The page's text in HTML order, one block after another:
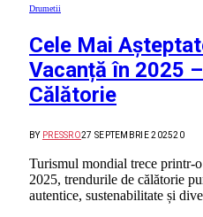
Drumetii
Cele Mai
Vacanță în 2025
Călătorie
BY PRESSRO27 SEPTEMBRIE 202520
Turismul mondial trece printr-
2025, trendurile de călătorie
autentice, sustenabilitate și